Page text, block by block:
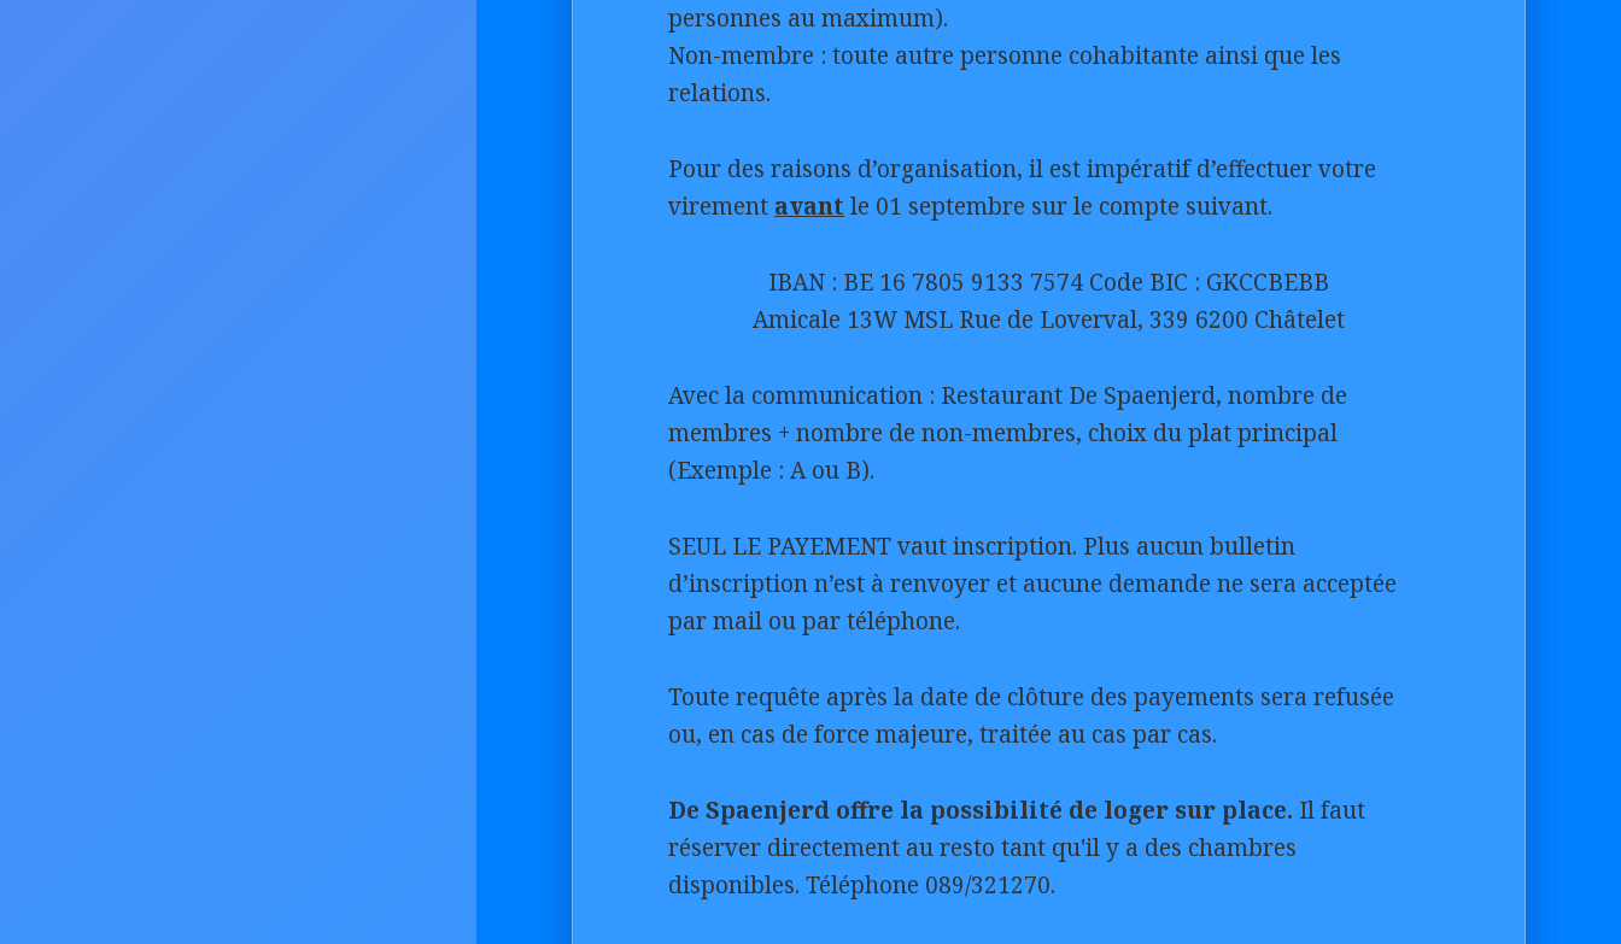
personnes au maximum).
Non-membre : toute autre personne cohabitante ainsi que les
relations.
Pour des raisons d’organisation, il est impératif d’effectuer votre
virement avant le 01 septembre sur le compte suivant.
IBAN : BE 16 7805 9133 7574 Code BIC : GKCCBEBB
Amicale 13W MSL Rue de Loverval, 339 6200 Châtelet
Avec la communication : Restaurant De Spaenjerd, nombre de
membres + nombre de non-membres, choix du plat principal
(Exemple : A ou B).
SEUL LE PAYEMENT vaut inscription. Plus aucun bulletin
d’inscription n’est à renvoyer et aucune demande ne sera acceptée
par mail ou par téléphone.
Toute requête après la date de clôture des payements sera refusée
ou, en cas de force majeure, traitée au cas par cas.
De Spaenjerd offre la possibilité de loger sur place. Il faut
réserver directement au resto tant qu'il y a des chambres
disponibles. Téléphone 089/321270.